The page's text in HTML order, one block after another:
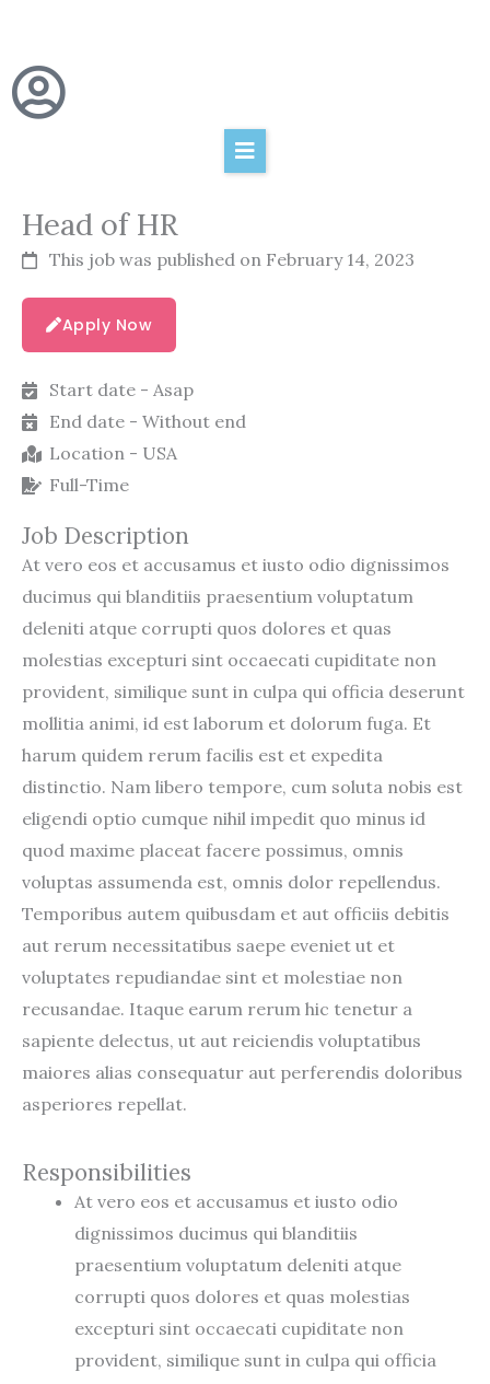
content
Head of HR
This job was published on February 14, 2023
Apply Now
Start date - Asap
End date - Without end
Location - USA
Full-Time
Job Description
At vero eos et accusamus et iusto odio dignissimos
ducimus qui blanditiis praesentium voluptatum
deleniti atque corrupti quos dolores et quas
molestias excepturi sint occaecati cupiditate non
provident, similique sunt in culpa qui officia deserunt
mollitia animi, id est laborum et dolorum fuga. Et
harum quidem rerum facilis est et expedita
distinctio. Nam libero tempore, cum soluta nobis est
eligendi optio cumque nihil impedit quo minus id
quod maxime placeat facere possimus, omnis
voluptas assumenda est, omnis dolor repellendus.
Temporibus autem quibusdam et aut officiis debitis
aut rerum necessitatibus saepe eveniet ut et
voluptates repudiandae sint et molestiae non
recusandae. Itaque earum rerum hic tenetur a
sapiente delectus, ut aut reiciendis voluptatibus
maiores alias consequatur aut perferendis doloribus
asperiores repellat.
Responsibilities
At vero eos et accusamus et iusto odio
dignissimos ducimus qui blanditiis
praesentium voluptatum deleniti atque
corrupti quos dolores et quas molestias
excepturi sint occaecati cupiditate non
provident, similique sunt in culpa qui officia